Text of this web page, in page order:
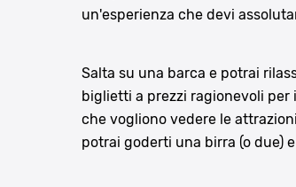
un'esperienza che devi
Salta su una barca e potrai
biglietti a prezzi ragionevoli
che vogliono vedere le
potrai goderti una birra (o due)